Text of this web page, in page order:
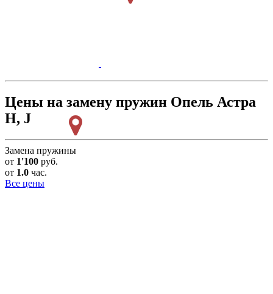
Цены на замену пружин Опель Астра
H, J
Замена пружины
от 1'100 руб.
от 1.0 час.
Все цены